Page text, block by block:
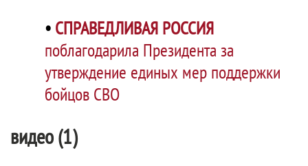
• СПРАВЕДЛИВАЯ РОССИЯ
поблагодарила Президента за
утверждение единых мер поддержки
бойцов СВО
видео (1)